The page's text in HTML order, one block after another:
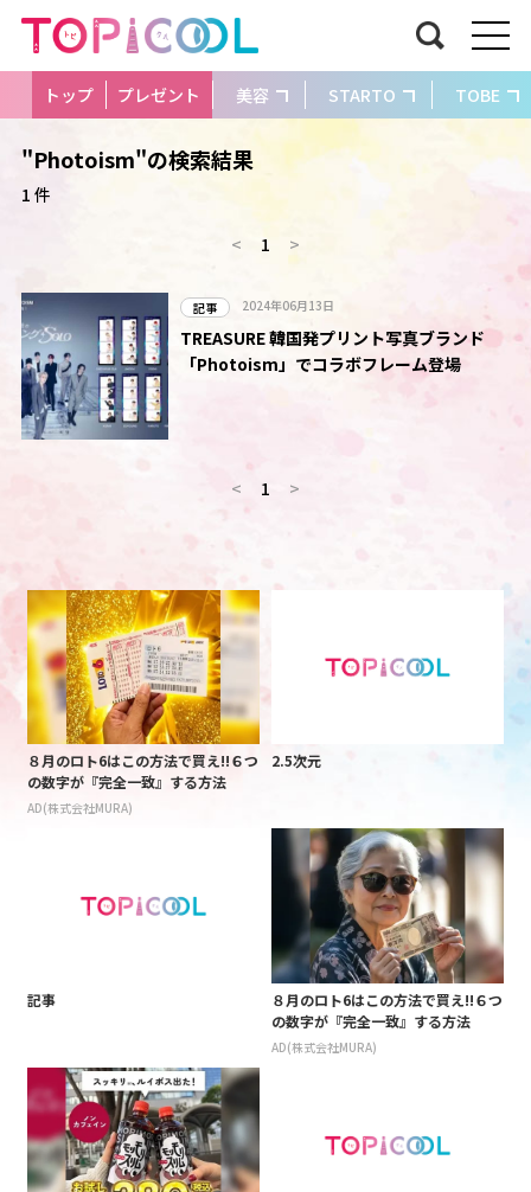
トップ プレゼント 美容 STARTO TOBE
"Photoism"の検索結果
1 件
< 1 >
記事 2024年06月13日
TREASURE 韓国発プリント写真ブランド
「Photoism」でコラボフレーム登場
< 1 >
８月のロト6はこの方法で買え!!６つ
の数字が『完全一致』する方法
AD(株式会社MURA)
2.5次元
記事
８月のロト6はこの方法で買え!!６つ
の数字が『完全一致』する方法
AD(株式会社MURA)